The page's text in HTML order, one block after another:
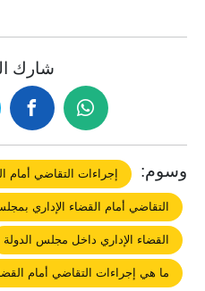
شارك
وسوم: إجراءات التقاضي أمام
التقاضي أمام القضاء الإداري
القضاء الإداري داخل مجلس الدولة
ما هي إجراءات التقاضي أمام